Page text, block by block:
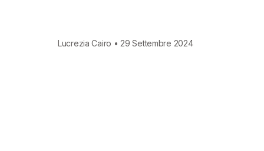
Lucrezia Cairo • 29 Settembre 2024